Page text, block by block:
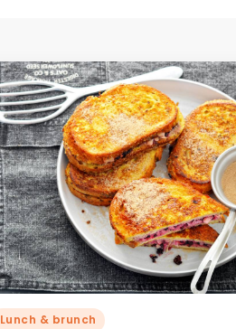
Lunch & brunch